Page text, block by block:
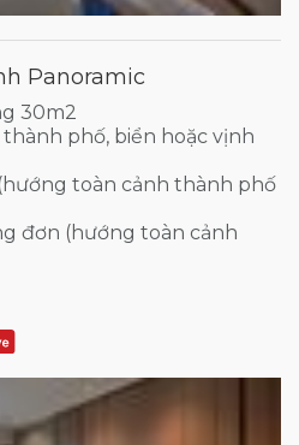
Panoramic
30m2
phố, biển hoặc vịnh
toàn cảnh thành phố
đơn (hướng toàn cảnh